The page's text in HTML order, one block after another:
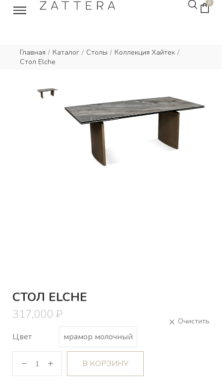
0
Главная / Каталог / Столы / Коллекция Хайтек /
Стол Elche
СТОЛ ELCHE
317,000 ₽
Цвет мрамор молочный
В КОРЗИНУ